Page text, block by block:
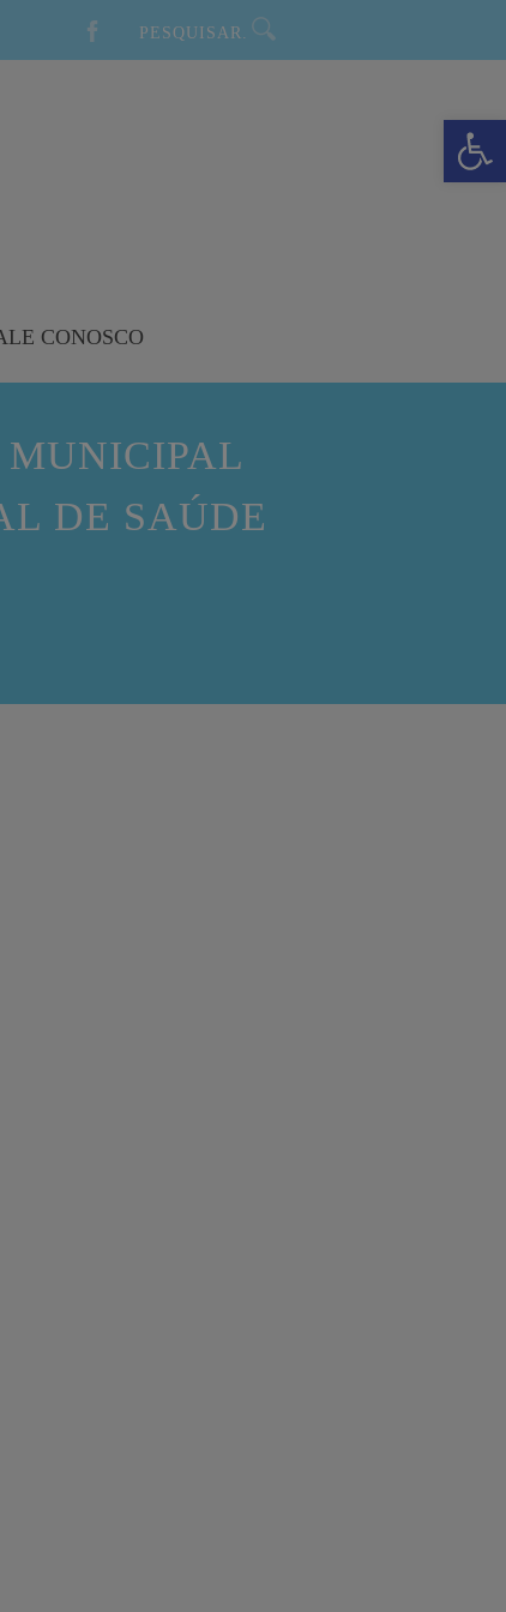
Barra de Ferramentas Aberta
CONOSCO
DE SAÚDE